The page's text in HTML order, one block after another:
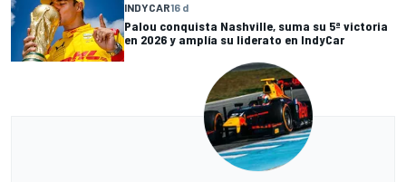
INDYCAR16 d
Palou conquista Nashville, suma su 5ª victoria
en 2026 y amplía su liderato en IndyCar